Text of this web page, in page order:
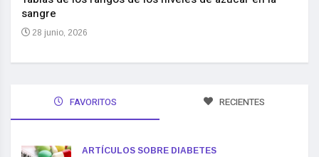
sangre
28 junio, 2026
FAVORITOS RECIENTES
ARTÍCULOS SOBRE DIABETES